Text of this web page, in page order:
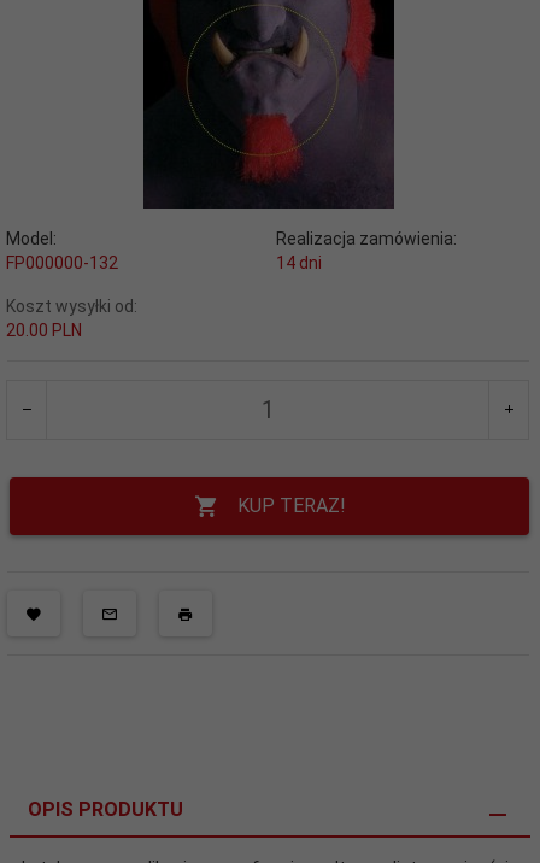
Model:
FP000000-132
Realizacja zamówienia:
14 dni
Koszt wysyłki od:
20.00 PLN
KUP TERAZ!
OPIS PRODUKTU